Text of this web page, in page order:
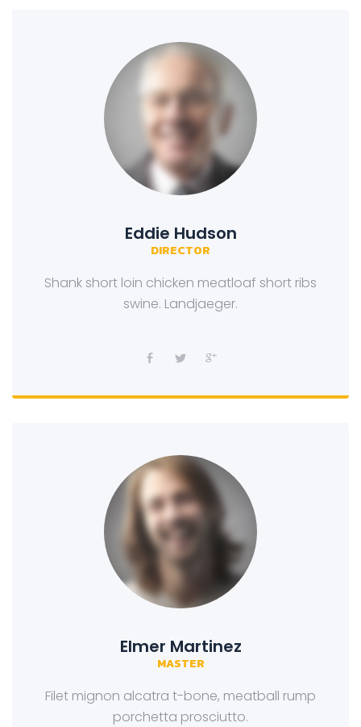
Eddie Hudson
DIRECTOR
Shank short loin chicken meatloaf short ribs
swine. Landjaeger.
Elmer Martinez
MASTER
Filet mignon alcatra t-bone, meatball rump
porchetta prosciutto.